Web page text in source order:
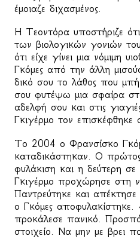
έμοιαζε διχασμένος.
Η Τεοντόρα υποστήριζε
των βιολογικών γονιών
ότι είχε γίνει μια νόμιμη
Γκόμες από την άλλη
δικό σου το λάθος που
σου φυτέψω μια σφαίρα
αδελφή σου και στις
Γκιγέρμο τον επισκέφθηκε
Το 2004 ο Φρανσίσκο
καταδικάστηκαν. Ο
φυλάκιση και η δεύτερη
Γκιγέρμο προχώρησε στη
Παντρεύτηκε και
ο Γκόμες
προκάλεσε πανικό.
στοιχείο. Να μην με βρει